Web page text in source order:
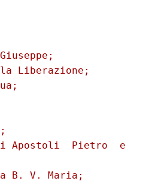
Liberazione;
Apostoli  Pietro  e
B. V. Maria;